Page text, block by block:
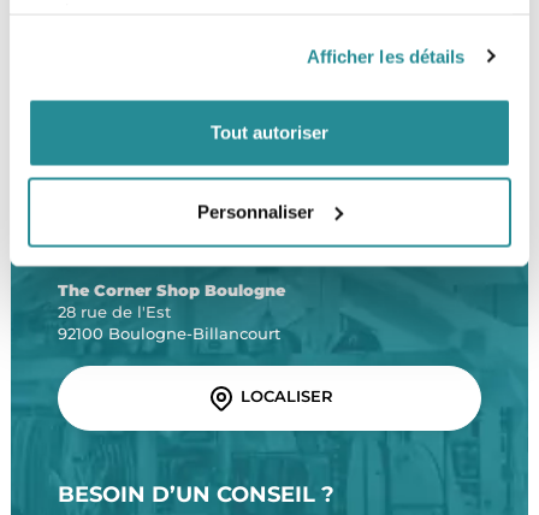
Afficher les détails
Tout autoriser
Personnaliser
À partir de 99€ d’achat*
LE SHOP
The Corner Shop Boulogne
28 rue de l'Est
92100 Boulogne-Billancourt
LOCALISER
BESOIN D’UN CONSEIL ?